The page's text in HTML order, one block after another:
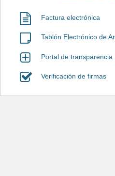
Factura electrónica
Tablón Electrónico de
Portal de transparencia
Verificación de firmas